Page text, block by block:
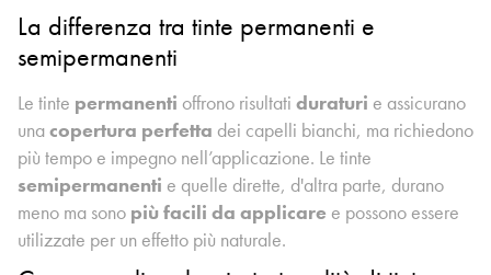
La differenza tra tinte permanenti e
semipermanenti
Le tinte permanenti offrono risultati duraturi e assicurano
unacopertura perfetta dei capelli bianchi, ma richiedono
più tempo e impegno nell’applicazione. Le tinte
semipermanenti e quelle dirette, d'altra parte, durano
meno ma sono più facili da applicare e possono essere
utilizzate per un effetto più naturale.